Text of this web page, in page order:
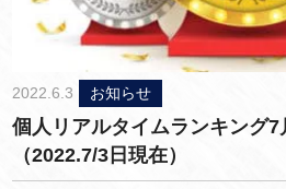
2022.6.3 お知らせ
個人リアルタイムランキング7
（2022.7/3日現在）